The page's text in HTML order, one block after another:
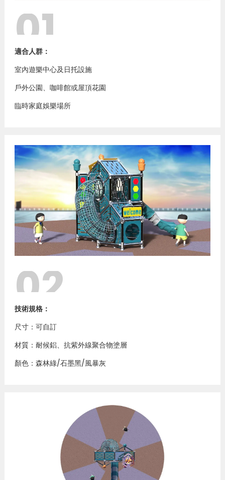
01
適合人群：
室內遊樂中心及日托設施
戶外公園、咖啡館或屋頂花園
臨時家庭娛樂場所
02
技術規格：
尺寸：可自訂
材質：耐候鋁、抗紫外線聚合物塗層
顏色：森林綠/石墨黑/風暴灰